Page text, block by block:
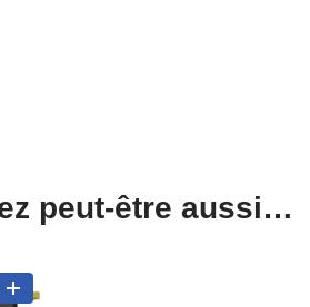
peut-être aussi…